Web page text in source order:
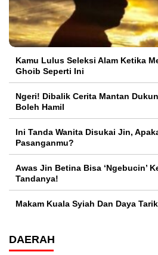
Kamu Lulus Seleksi Alam Ketika
Ghoib Seperti Ini
Ngeri! Dibalik Cerita Mantan
Boleh Hamil
Ini Tanda Wanita Disukai Jin,
Pasanganmu?
Awas Jin Betina Bisa ‘Ngebucin’
Tandanya!
Makam Kuala Syiah Dan Daya
DAERAH